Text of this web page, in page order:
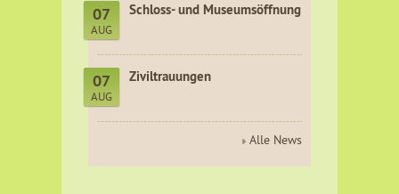
07
AUG
Schloss- und Museumsöffnung
07
AUG
Ziviltrauungen
Alle News